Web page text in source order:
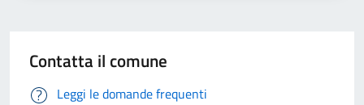
Contatta il comune
Leggi le domande frequenti